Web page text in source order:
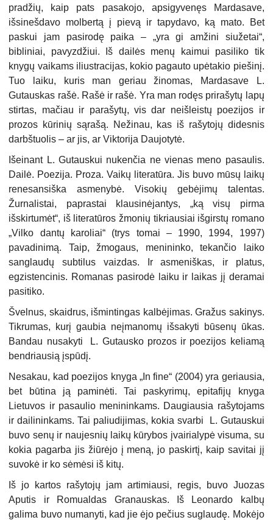
pradžių, kaip pats pasakojo, apsigyvenęs Mardasave,
išsinešdavo molbertą į pievą ir tapydavo, ką mato. Bet
paskui jam pasirodę paika – „yra gi amžini siužetai“,
bibliniai, pavyzdžiui. Iš dailės menų kaimui pasiliko tik
knygų vaikams iliustracijas, kokio pagauto upėtakio piešinį.
Tuo laiku, kuris man geriau žinomas, Mardasave L.
Gutauskas rašė. Rašė ir rašė. Yra man rodęs prirašytų lapų
stirtas, mačiau ir parašytų, vis dar neišleistų poezijos ir
prozos kūrinių sąrašą. Nežinau, kas iš rašytojų didesnis
darbštuolis – ar jis, ar Viktorija Daujotytė.
Išeinant L. Gutauskui nukenčia ne vienas meno pasaulis.
Dailė. Poezija. Proza. Vaikų literatūra. Jis buvo mūsų laikų
renesansiška asmenybė. Visokių gebėjimų talentas.
Žurnalistai, paprastai klausinėjantys, „ką visų pirma
išskirtumėt“, iš literatūros žmonių tikriausiai išgirstų romano
„Vilko dantų karoliai“ (trys tomai – 1990, 1994, 1997)
pavadinimą. Taip, žmogaus, menininko, tekančio laiko
sanglaudų subtilus vaizdas. Ir asmeniškas, ir platus,
egzistencinis. Romanas pasirodė laiku ir laikas jį deramai
pasitiko.
Švelnus, skaidrus, išmintingas kalbėjimas. Gražus sakinys.
Tikrumas, kurį gaubia neįmanomų išsakyti būsenų ūkas.
Bandau nusakyti L. Gutausko prozos ir poezijos keliamą
bendriausią įspūdį.
Nesakau, kad poezijos knyga „In fine“ (2004) yra geriausia,
bet būtina ją paminėti. Tai paskyrimų, epitafijų knyga
Lietuvos ir pasaulio menininkams. Daugiausia rašytojams
ir dailininkams. Tai paliudijimas, kokia svarbi L. Gutauskui
buvo senų ir naujesnių laikų kūrybos įvairialypė visuma, su
kokia pagarba jis žiūrėjo į meną, jo paskirtį, kaip savitai jį
suvokė ir ko sėmėsi iš kitų.
Iš jo kartos rašytojų jam artimiausi, regis, buvo Juozas
Aputis ir Romualdas Granauskas. Iš Leonardo kalbų
galima buvo numanyti, kad jie ėjo pečius suglaudę. Mokėjo